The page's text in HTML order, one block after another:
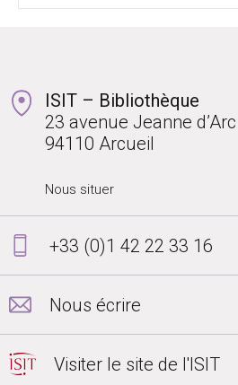
ISIT – Bibliothèque
23 avenue Jeanne d’Arc
94110 Arcueil
Nous situer
+33 (0)1 42 22 33 16
Nous écrire
Visiter le site de l'ISIT